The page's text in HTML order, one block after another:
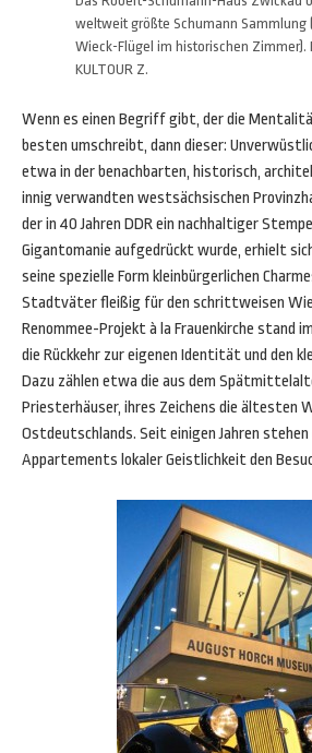
weltweit größte Schumann Sammlung
Wieck-Flügel im historischen Zimmer).
KULTOUR Z.
Wenn es einen Begriff gibt, der die
besten umschreibt, dann dieser:
etwa in der benachbarten, historisch,
innig verwandten westsächsischen
der in 40 Jahren DDR ein nachhaltiger
Gigantomanie aufgedrückt wurde, erhielt
seine spezielle Form kleinbürgerlichen
Stadtväter fleißig für den schrittweisen
Renommee-Projekt à la Frauenkirche stand
die Rückkehr zur eigenen Identität und den
Dazu zählen etwa die aus dem
Priesterhäuser, ihres Zeichens die ältesten
Ostdeutschlands. Seit einigen Jahren
Appartements lokaler Geistlichkeit den